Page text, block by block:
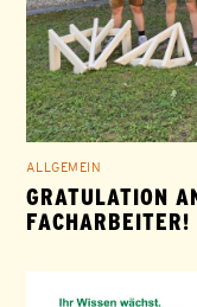
ALLGEMEIN
GRATULATION
FACHARBEITER!